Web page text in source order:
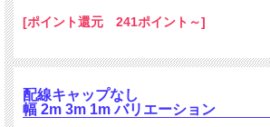
[ポイント還元 241ポイント～]
配線キャップなし
幅 2m 3m 1m バリエーション